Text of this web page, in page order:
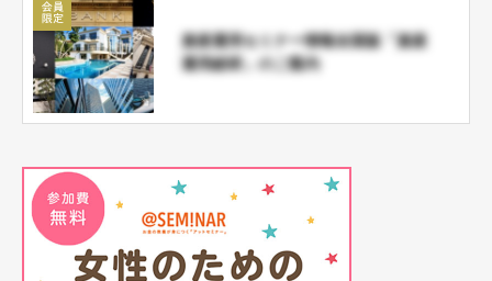
資産運用セミナー情報全国版「資産
運用総研」のご案内